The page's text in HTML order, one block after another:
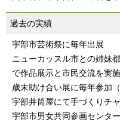
過去の実績
宇部市芸術祭に毎年出展
ニューカッスル市との姉妹
で作品展示と市民交流を実施
歳末助け合い展に毎年参加
宇部井筒屋にて手づくりチ
宇部市男女共同参画センタ